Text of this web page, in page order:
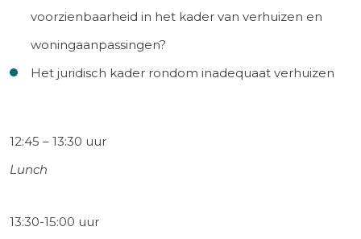
voorzienbaarheid in het kader van verhuizen en
woningaanpassingen?
Het juridisch kader rondom inadequaat verhuizen
12:45 – 13:30 uur
Lunch
13:30-15:00 uur